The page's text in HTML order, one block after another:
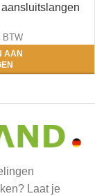
BTW
AAN
Laat je